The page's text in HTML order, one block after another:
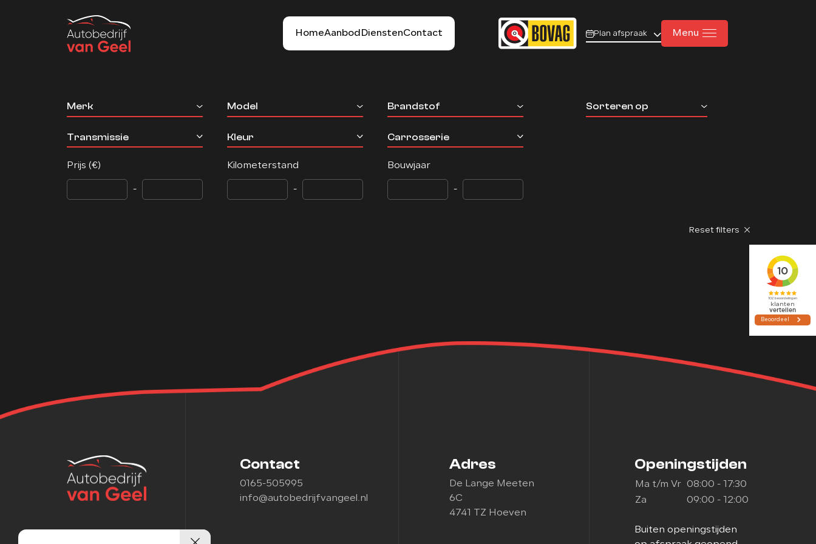
HomeAanbodDienstenContact Plan afspraak Menu
Verkocht
Merk Model Brandstof
Transmissie Kleur Carrosserie
Prijs (€)
-
Kilometerstand
-
Bouwjaar
-
Sorteren op
Reset filters
Contact
0165-505995
info@autobedrijfvangeel.nl
Adres
De Lange Meeten
6C
4741 TZ Hoeven
Openingstijden
Ma t/m Vr 08:00 - 17:30
Za
09:00 - 12:00
Buiten openingstijden